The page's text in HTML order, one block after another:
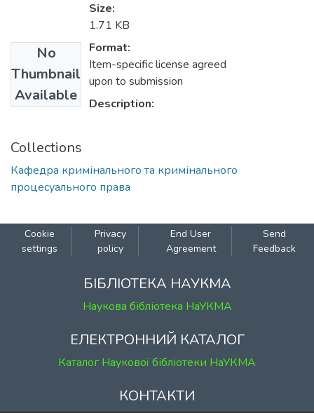
No
Thumbnail
Available
Size:
1.71 KB
Format:
Item-specific license agreed
upon to submission
Description:
Collections
Кафедра кримінального та кримінального
процесуального права
Cookie
settings
Privacy
policy
End User
Agreement
Send
Feedback
БІБЛІОТЕКА НАУКМА
Наукова бібліотека НаУКМА
ЕЛЕКТРОННИЙ КАТАЛОГ
Каталог Наукової бібліотеки НаУКМА
КОНТАКТИ